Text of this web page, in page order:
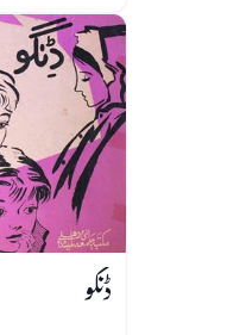
ڈنگو